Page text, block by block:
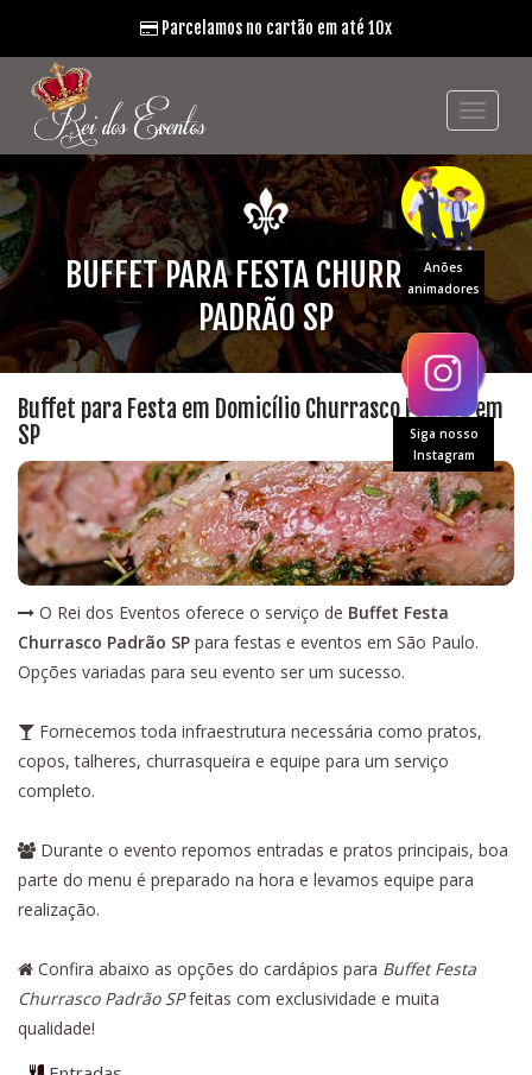
Anões
animadores
Siga nosso
Instagram
Parcelamos no cartão em até 10x
BUFFET PARA FESTA CHURRASCO
PADRÃO SP
Buffet para Festa em Domicílio Churrasco Padrão em
SP
O Rei dos Eventos oferece o serviço de Buffet Festa
Churrasco Padrão SP para festas e eventos em São Paulo.
Opções variadas para seu evento ser um sucesso.
Fornecemos toda infraestrutura necessária como pratos,
copos, talheres, churrasqueira e equipe para um serviço
completo.
Durante o evento repomos entradas e pratos principais, boa
parte do menu é preparado na hora e levamos equipe para
realização.
Confira abaixo as opções do cardápios para Buffet Festa
Churrasco Padrão SPfeitas com exclusividade e muita
qualidade!